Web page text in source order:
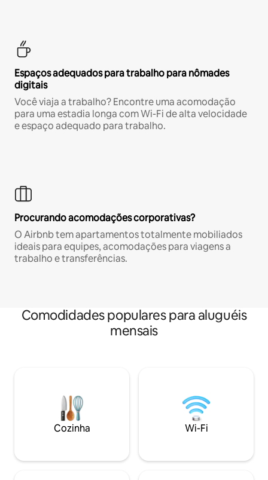
Espaços adequados para trabalho para nômades
digitais
Você viaja a trabalho? Encontre uma acomodação
para uma estadia longa com Wi-Fi de alta velocidade
e espaço adequado para trabalho.
Procurando acomodações corporativas?
O Airbnb tem apartamentos totalmente mobiliados
ideais para equipes, acomodações para viagens a
trabalho e transferências.
Comodidades populares para aluguéis
mensais
Cozinha Wi-Fi